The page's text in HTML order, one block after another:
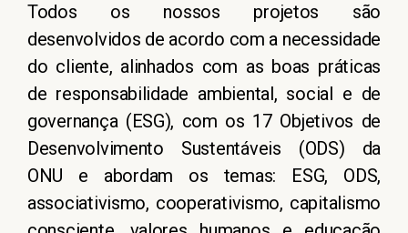
Todos os nossos projetos são
desenvolvidos de acordo com a necessidade
do cliente, alinhados com as boas práticas
de responsabilidade ambiental, social e de
governança (ESG), com os 17 Objetivos de
Desenvolvimento Sustentáveis (ODS) da
ONU e abordam os temas: ESG, ODS,
associativismo, cooperativismo, capitalismo